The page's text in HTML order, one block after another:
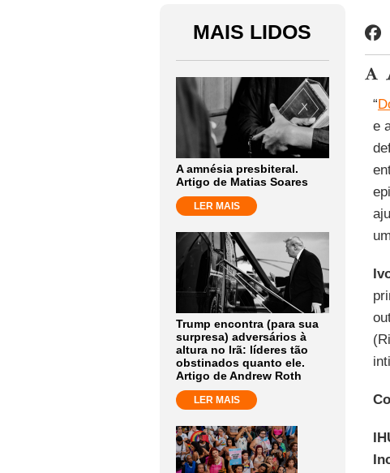
MAIS LIDOS
A amnésia presbiteral.
Artigo de Matias Soares
LER MAIS
Trump encontra (para sua
surpresa) adversários à
altura no Irã: líderes tão
obstinados quanto ele.
Artigo de Andrew Roth
LER MAIS
“
e